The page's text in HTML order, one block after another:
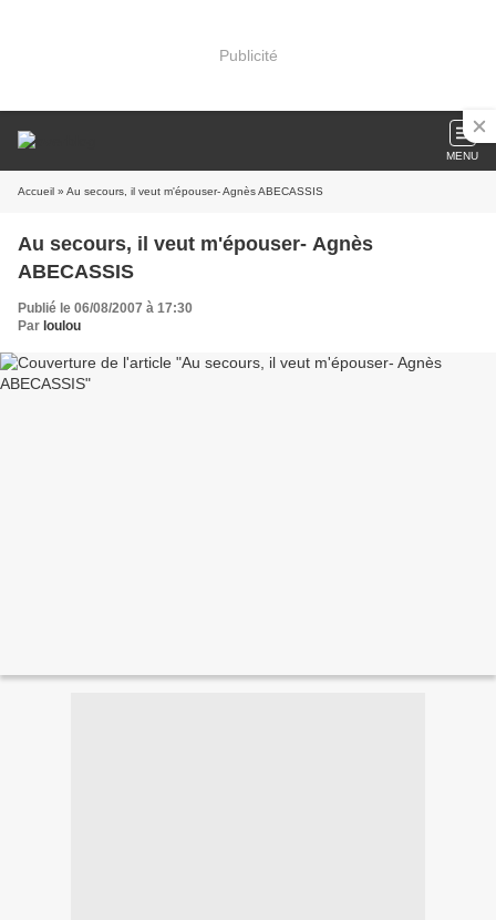
Publicité
MENU
Accueil » Au secours, il veut m'épouser- Agnès ABECASSIS
Au secours, il veut m'épouser- Agnès
ABECASSIS
Publié le 06/08/2007 à 17:30
Par loulou